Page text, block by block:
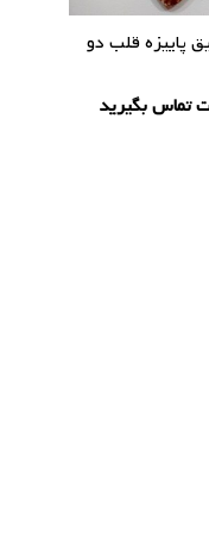
پاییزه قلب دو
تماس بگیرید